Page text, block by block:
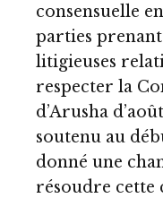
consensuelle
parties
litigieuses
respecter la
d’Arusha
soutenu au
donné une
résoudre cette